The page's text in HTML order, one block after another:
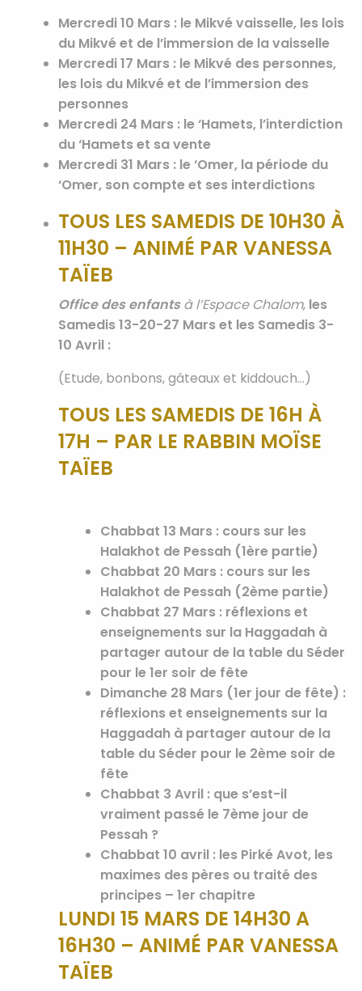
Mercredi 10 Mars : le Mikvé vaisselle, les lois
du Mikvé et de l’immersion de la vaisselle
Mercredi 17 Mars : le Mikvé des personnes,
les lois du Mikvé et de l’immersion des
personnes
Mercredi 24 Mars : le ‘Hamets, l’interdiction
du ‘Hamets et sa vente
Mercredi 31 Mars : le ‘Omer, la période du
‘Omer, son compte et ses interdictions
TOUS LES SAMEDIS DE 10H30 À
11H30 – ANIMÉ PAR VANESSA
TAÏEB
Office des enfantsà l’Espace Chalom, les
Samedis 13-20-27 Mars et les Samedis 3-
10 Avril :
(Etude, bonbons, gâteaux et kiddouch…)
TOUS LES SAMEDIS DE 16H À
17H – PAR LE RABBIN MOÏSE
TAÏEB
Chabbat 13 Mars : cours sur les
Halakhot de Pessah (1ère partie)
Chabbat 20 Mars : cours sur les
Halakhot de Pessah (2ème partie)
Chabbat 27 Mars : réflexions et
enseignements sur la Haggadah à
partager autour de la table du Séder
pour le 1er soir de fête
Dimanche 28 Mars (1er jour de fête) :
réflexions et enseignements sur la
Haggadah à partager autour de la
table du Séder pour le 2ème soir de
fête
Chabbat 3 Avril : que s’est-il
vraiment passé le 7ème jour de
Pessah ?
Chabbat 10 avril : les Pirké Avot, les
maximes des pères ou traité des
principes – 1er chapitre
LUNDI 15 MARS DE 14H30 A
16H30 – ANIMÉ PAR VANESSA
TAÏEB